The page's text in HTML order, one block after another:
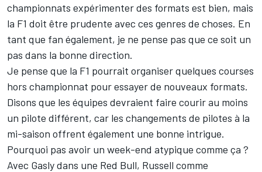
championnats expérimenter des formats est bien, mais
la F1 doit être prudente avec ces genres de choses. En
tant que fan également, je ne pense pas que ce soit un
pas dans la bonne direction.
Je pense que la F1 pourrait organiser quelques courses
hors championnat pour essayer de nouveaux formats.
Disons que les équipes devraient faire courir au moins
un pilote différent, car les changements de pilotes à la
mi-saison offrent également une bonne intrigue.
Pourquoi pas avoir un week-end atypique comme ça ?
Avec Gasly dans une Red Bull, Russell comme